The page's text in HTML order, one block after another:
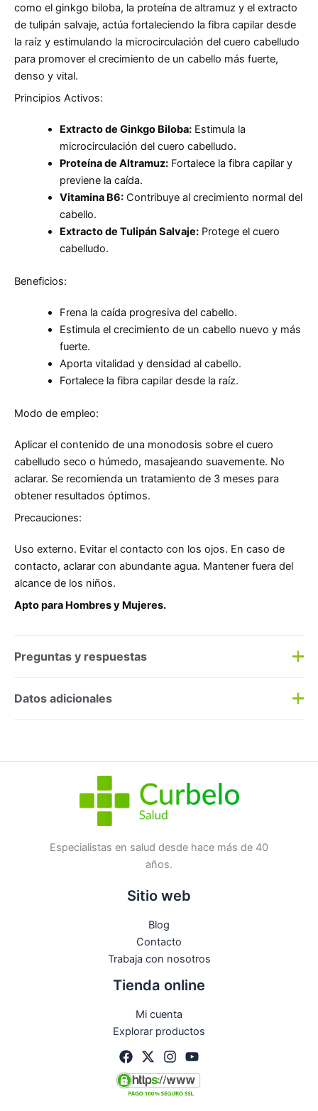
como el ginkgo biloba, la proteína de altramuz y el extracto
de tulipán salvaje, actúa fortaleciendo la fibra capilar desde
la raíz y estimulando la microcirculación del cuero cabelludo
para promover el crecimiento de un cabello más fuerte,
denso y vital.
Principios Activos:
Extracto de Ginkgo Biloba:Estimula la
microcirculación del cuero cabelludo.
Proteína de Altramuz:Fortalece la fibra capilar y
previene la caída.
Vitamina B6:Contribuye al crecimiento normal del
cabello.
Extracto de Tulipán Salvaje:Protege el cuero
cabelludo.
Beneficios:
Frena la caída progresiva del cabello.
Estimula el crecimiento de un cabello nuevo y más
fuerte.
Aporta vitalidad y densidad al cabello.
Fortalece la fibra capilar desde la raíz.
Modo de empleo:
Aplicar el contenido de una monodosis sobre el cuero
cabelludo seco o húmedo, masajeando suavemente. No
aclarar. Se recomienda un tratamiento de 3 meses para
obtener resultados óptimos.
Precauciones:
Uso externo. Evitar el contacto con los ojos. En caso de
contacto, aclarar con abundante agua. Mantener fuera del
alcance de los niños.
Apto para Hombres y Mujeres.
Preguntas y respuestas
Preguntas y respuestas
No hay preguntas todavía
Datos adicionales
Especialistas en salud desde hace más de 40
años.
Sitio web
Blog
Contacto
Trabaja con nosotros
Tienda online
Mi cuenta
Explorar productos